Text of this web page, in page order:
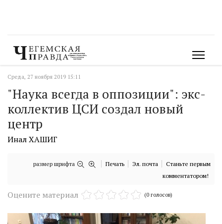
Среда, 27 ноября 2019 15:11
"Наука всегда в оппозиции": экс-
коллектив ЦСИ создал новый
центр
Инал ХАШИГ
размер шрифта Печать Эл. почта
Станьте первым
комментатором!
Оцените материал (0 голосов)